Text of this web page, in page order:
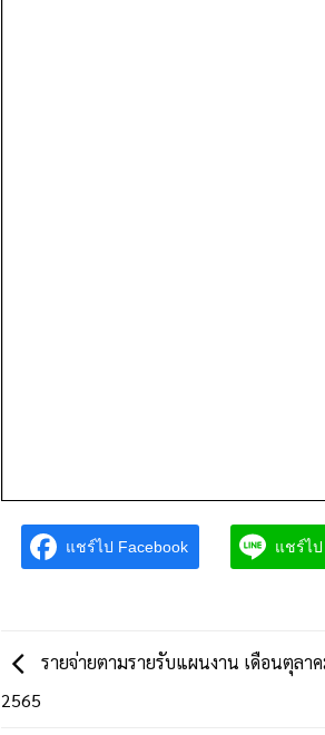
แชร์ไป Facebook แชร์ไ
รายจ่ายตามรายรับแผนงาน เดือนตุลา
2565